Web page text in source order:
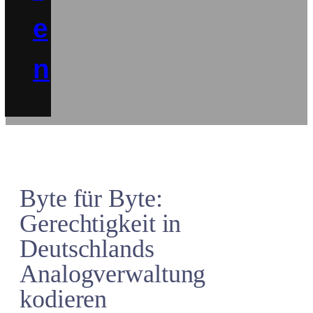
e
n
Byte für Byte:
Gerechtigkeit in
Deutschlands
Analogverwaltung
kodieren